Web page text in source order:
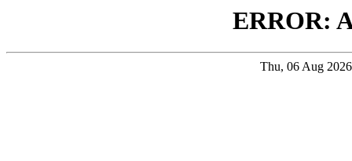
ERROR:
Thu, 06 Aug